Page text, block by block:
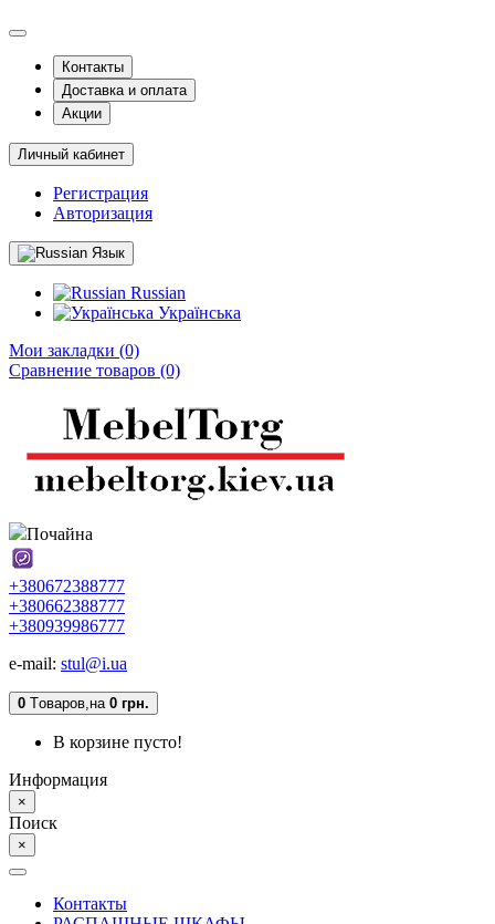
Контакты
Доставка и оплата
Акции
Личный кабинет
Регистрация
Авторизация
Язык
Russian
Українська
Мои закладки (0)
Сравнение товаров (0)
Почайна
+380672388777
+380662388777
+380939986777
e-mail: stul@i.ua
0 Tоваров,на 0 грн.
В корзине пусто!
Информация
×
Поиск
×
Контакты